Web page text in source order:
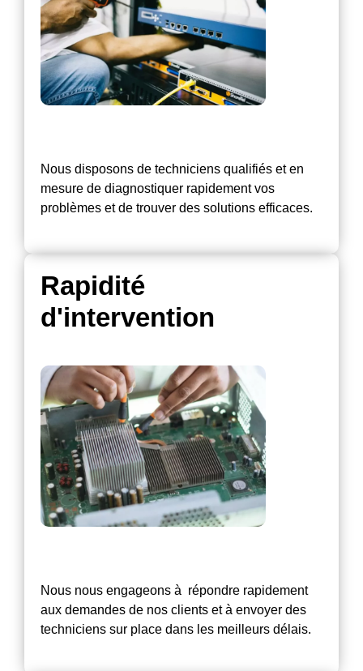
Nous disposons de techniciens qualifiés et en
mesure de diagnostiquer rapidement vos
problèmes et de trouver des solutions efficaces.
Rapidité
d'intervention
Nous nous engageons à répondre rapidement
aux demandes de nos clients et à envoyer des
techniciens sur place dans les meilleurs délais.